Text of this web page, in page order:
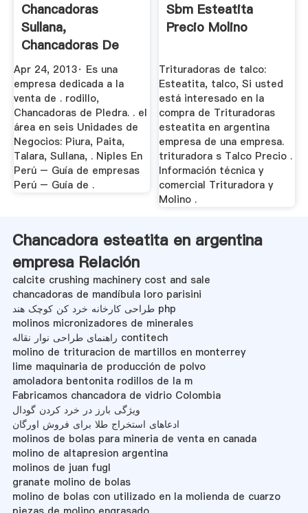
Chancadoras
Sullana,
Chancadoras De
Piedra Venta
Sullana ...
Apr 24, 2013· Es una
empresa dedicada a la
venta de . rodillo,
Chancadoras de PIedra. . el
área en seis Unidades de
Negocios: Piura, Paita,
Talara, Sullana, . Niples En
Perú – Guía de empresas
Perú – Guía de .
Sbm Esteatita
Precio Molino
Trituradoras de talco:
Esteatita, talco, Si usted
está interesado en la
compra de Trituradoras
esteatita en argentina
empresa de una empresa.
trituradora s Talco Precio .
Información técnica y
comercial Trituradora y
Molino .
Chancadora esteatita en argentina
empresa Relación
calcite crushing machinery cost and sale
chancadoras de mandíbula loro parisini
طراحی کارخانه خرد کن کوچک هند php
molinos micronizadores de minerales
راهنمای طراحی نوار نقاله contitech
molino de trituracion de martillos en monterrey
lime maquinaria de producción de polvo
amoladora bentonita rodillos de la m
Fabricamos chancadora de vidrio Colombia
ویژگی بارز در خرد کردن گودال
ادعاهای استخراج طلا برای فروش اورگان
molinos de bolas para mineria de venta en canada
molino de altapresion argentina
molinos de juan fugl
granate molino de bolas
molino de bolas con utilizado en la molienda de cuarzo